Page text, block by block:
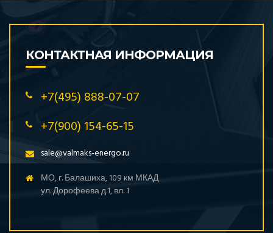
КОНТАКТНАЯ ИНФОРМАЦИЯ
+7(495) 888-07-07
+7(900) 154-65-15
sale@valmaks-energo.ru
МО, г. Балашиха, 109 км МКАД
ул. Дорофеева д.1, вл. 1